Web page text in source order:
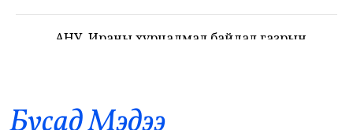
8
Б.Пүрэвдагва: 8 салбарын 103
үйлчилгээний бүртгэлийг цуцалснаар